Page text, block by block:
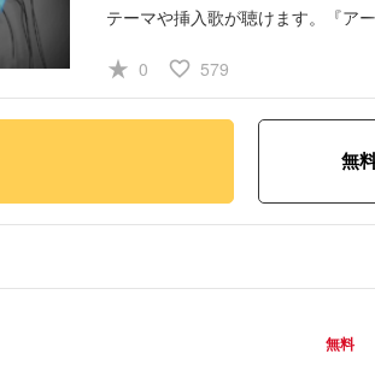
テーマや挿入歌が聴けます。
『ア
\r\n https://www.instagram.com/tv/
utm_medium=copy_link『ソワカ
『インド
https://www.instagram.com/tv/
utm_medium=copy_link『アーナ
utm_medium=copy_link『オレン
star_rate 0 favorite_border 579
無
無料